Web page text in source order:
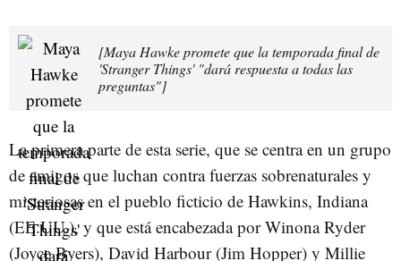
[Maya Hawke promete que la temporada final de
'Stranger Things' "dará respuesta a todas las
preguntas"]
La primera parte de esta serie, que se centra en un grupo
de amigos que luchan contra fuerzas sobrenaturales y
misteriosas en el pueblo ficticio de Hawkins, Indiana
(EE.UU.), y que está encabezada por Winona Ryder
(Joyce Byers), David Harbour (Jim Hopper) y Millie